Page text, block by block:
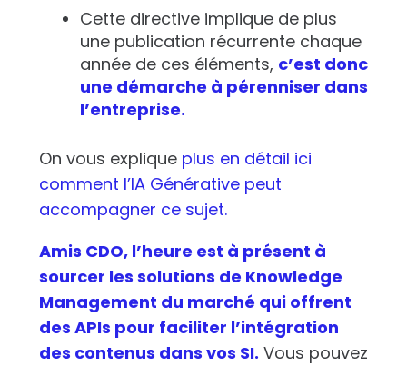
Cette directive implique de plus
une publication récurrente chaque
année de ces éléments, c’est donc
une démarche à pérenniser dans
l’entreprise.
On vous explique plus en détail ici
comment l’IA Générative peut
accompagner ce sujet.
Amis CDO, l’heure est à présent à
sourcer les solutions de Knowledge
Management du marché qui offrent
des APIs pour faciliter l’intégration
des contenus dans vos SI. Vous pouvez